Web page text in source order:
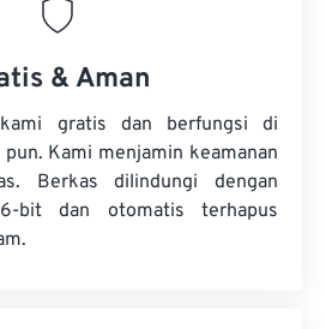
& Aman
gratis dan berfungsi di
Kami menjamin keamanan
Berkas dilindungi dengan
bit dan otomatis terhapus